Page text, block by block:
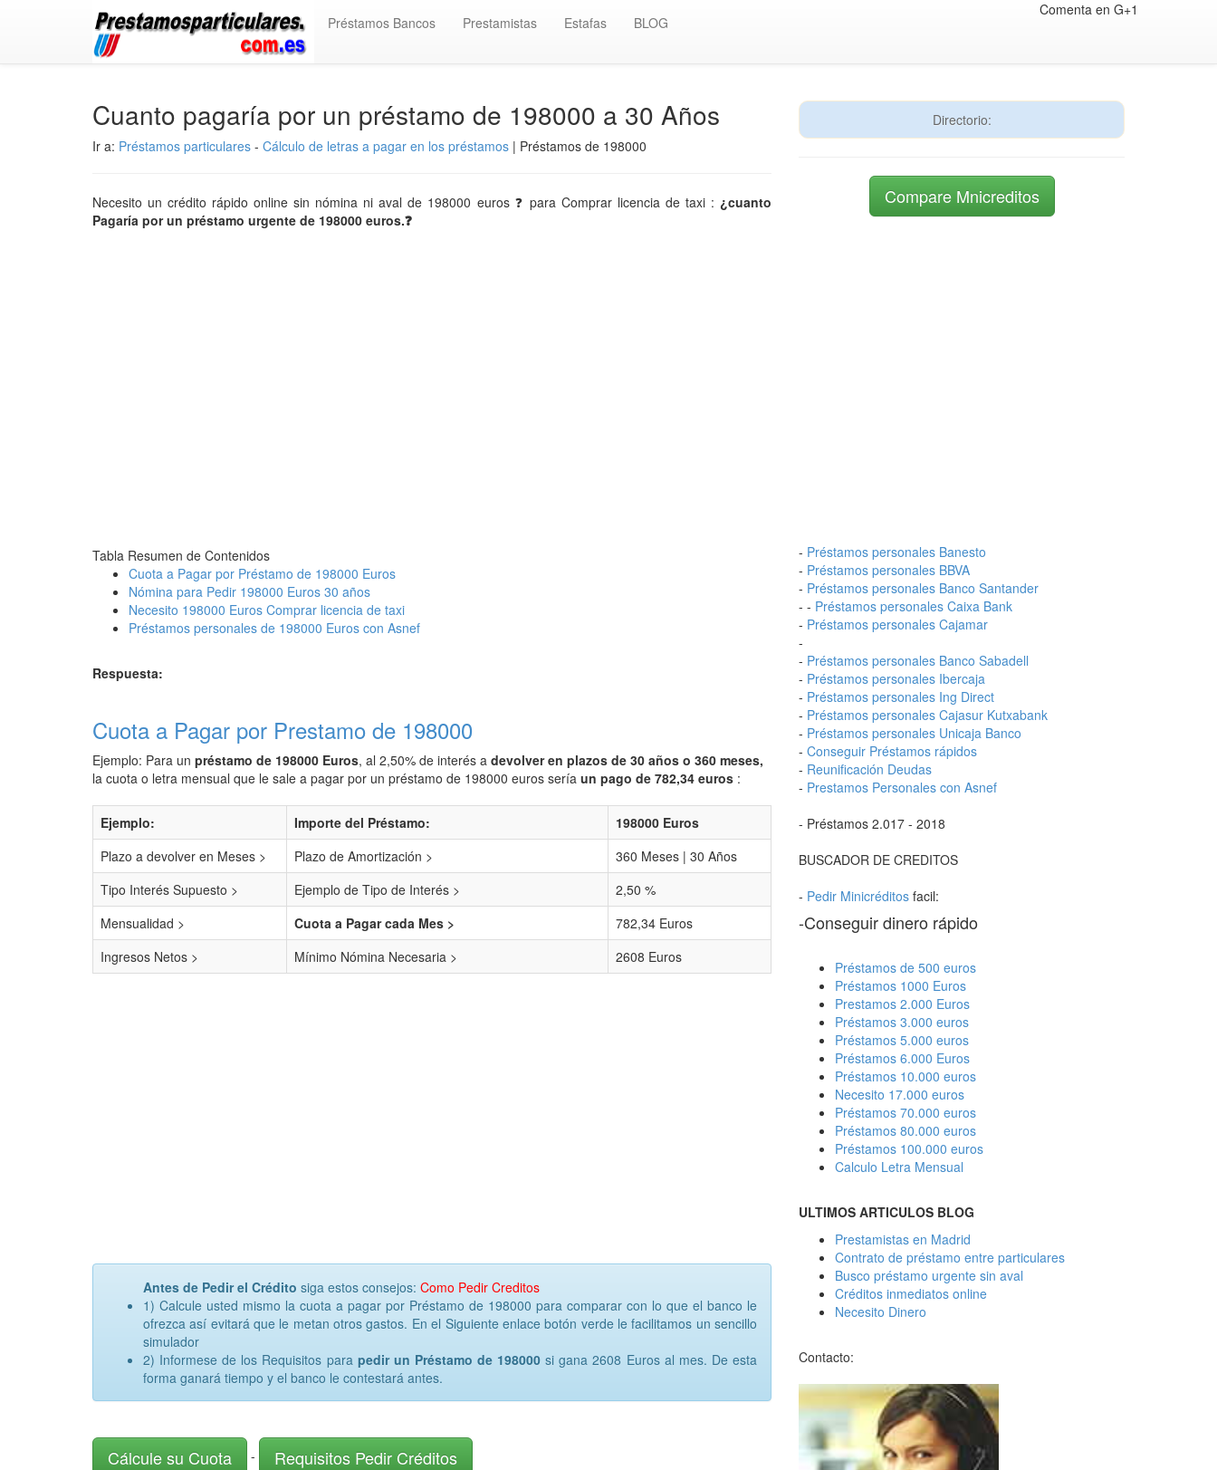
Préstamos Bancos Prestamistas Estafas BLOG
Comenta en G+1
Cuanto pagaría por un préstamo de 198000 a 30 Años
Ir a: Préstamos particulares - Cálculo de letras a pagar en los préstamos | Préstamos de 198000
Necesito un crédito rápido online sin nómina ni aval de 198000 euros ❓ para Comprar licencia de taxi : ¿cuanto
Pagaría por un préstamo urgente de 198000 euros.❓
Tabla Resumen de Contenidos
Cuota a Pagar por Préstamo de 198000 Euros
Nómina para Pedir 198000 Euros 30 años
Necesito 198000 Euros Comprar licencia de taxi
Préstamos personales de 198000 Euros con Asnef
Respuesta:
Cuota a Pagar por Prestamo de 198000
Ejemplo: Para un préstamo de 198000 Euros, al 2,50% de interés a devolver en plazos de 30 años o 360 meses,
la cuota o letra mensual que le sale a pagar por un préstamo de 198000 euros sería un pago de 782,34 euros :
Ejemplo: Importe del Préstamo:
198000 Euros
Plazo a devolver en Meses >
Plazo de Amortización >
360 Meses | 30 Años
Tipo Interés Supuesto >
Ejemplo de Tipo de Interés >
2,50 %
Mensualidad >
Cuota a Pagar cada Mes >
782,34 Euros
Ingresos Netos >
Mínimo Nómina Necesaria > 2608 Euros
Antes de Pedir el Crédito siga estos consejos: Como Pedir Creditos
1) Calcule usted mismo la cuota a pagar por Préstamo de 198000 para comparar con lo que el banco le
ofrezca así evitará que le metan otros gastos. En el Siguiente enlace botón verde le facilitamos un sencillo
simulador
2) Informese de los Requisitos para pedir un Préstamo de 198000si gana 2608 Euros al mes. De esta
forma ganará tiempo y el banco le contestará antes.
Cálcule su Cuota - Requisitos Pedir Créditos
Directorio:
Compare Mnicreditos
- Préstamos personales Banesto
- Préstamos personales BBVA
- Préstamos personales Banco Santander
- - Préstamos personales Caixa Bank
- Préstamos personales Cajamar
-
- Préstamos personales Banco Sabadell
- Préstamos personales Ibercaja
- Préstamos personales Ing Direct
- Préstamos personales Cajasur Kutxabank
- Préstamos personales Unicaja Banco
- Conseguir Préstamos rápidos
- Reunificación Deudas
- Prestamos Personales con Asnef
- Préstamos 2.017 - 2018
BUSCADOR DE CREDITOS
- Pedir Minicréditos facil:
-Conseguir dinero rápido
Préstamos de 500 euros
Préstamos 1000 Euros
Prestamos 2.000 Euros
Préstamos 3.000 euros
Préstamos 5.000 euros
Préstamos 6.000 Euros
Préstamos 10.000 euros
Necesito 17.000 euros
Préstamos 70.000 euros
Préstamos 80.000 euros
Préstamos 100.000 euros
Calculo Letra Mensual
ULTIMOS ARTICULOS BLOG
Prestamistas en Madrid
Contrato de préstamo entre particulares
Busco préstamo urgente sin aval
Créditos inmediatos online
Necesito Dinero
Contacto: